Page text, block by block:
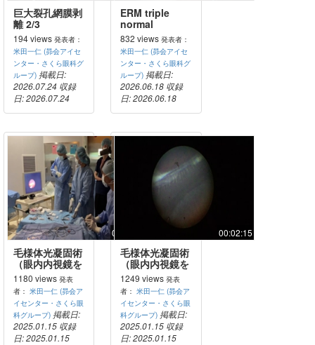
巨大裂孔網膜剥
離 2/3
194 views 発表者：
米田一仁 (昴会アイセ
ンター・さくら眼科グ
ループ) 掲載日:
2026.07.24 収録
日: 2026.07.24
ERM triple
normal
832 views 発表者：
米田一仁 (昴会アイセ
ンター・さくら眼科グ
ループ) 掲載日:
2026.06.18 収録
日: 2026.06.18
00:01:18
毛様体光凝固術
（眼内内視鏡を
用いるもの）の
Pars Planaアプ
ローチのコツ
ECP外観映像
1180 views 発表
者： 米田一仁 (昴会ア
イセンター・さくら眼
科グループ) 掲載日:
2025.01.15 収録
日: 2025.01.15
00:02:15
毛様体光凝固術
（眼内内視鏡を
用いるもの）の
Pars Planaアプ
ローチのコツ
ECP内視鏡映像
1249 views 発表
者：米田一仁 (昴会ア
イセンター・さくら眼
科グループ) 掲載日:
2025.01.15 収録
日: 2025.01.15